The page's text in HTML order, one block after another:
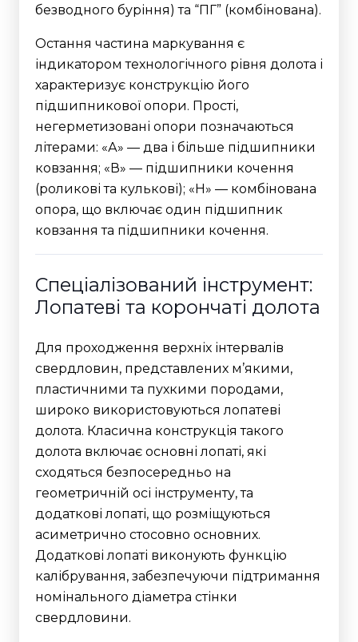
безводного буріння) та “ПГ” (комбінована).
Остання частина маркування є
індикатором технологічного рівня долота і
характеризує конструкцію його
підшипникової опори. Прості,
негерметизовані опори позначаються
літерами: «А» — два і більше підшипники
ковзання; «В» — підшипники кочення
(роликові та кулькові); «Н» — комбінована
опора, що включає один підшипник
ковзання та підшипники кочення.
Спеціалізований інструмент:
Лопатеві та корончаті долота
Для проходження верхніх інтервалів
свердловин, представлених м’якими,
пластичними та пухкими породами,
широко використовуються лопатеві
долота. Класична конструкція такого
долота включає основні лопаті, які
сходяться безпосередньо на
геометричній осі інструменту, та
додаткові лопаті, що розміщуються
асиметрично стосовно основних.
Додаткові лопаті виконують функцію
калібрування, забезпечуючи підтримання
номінального діаметра стінки
свердловини.